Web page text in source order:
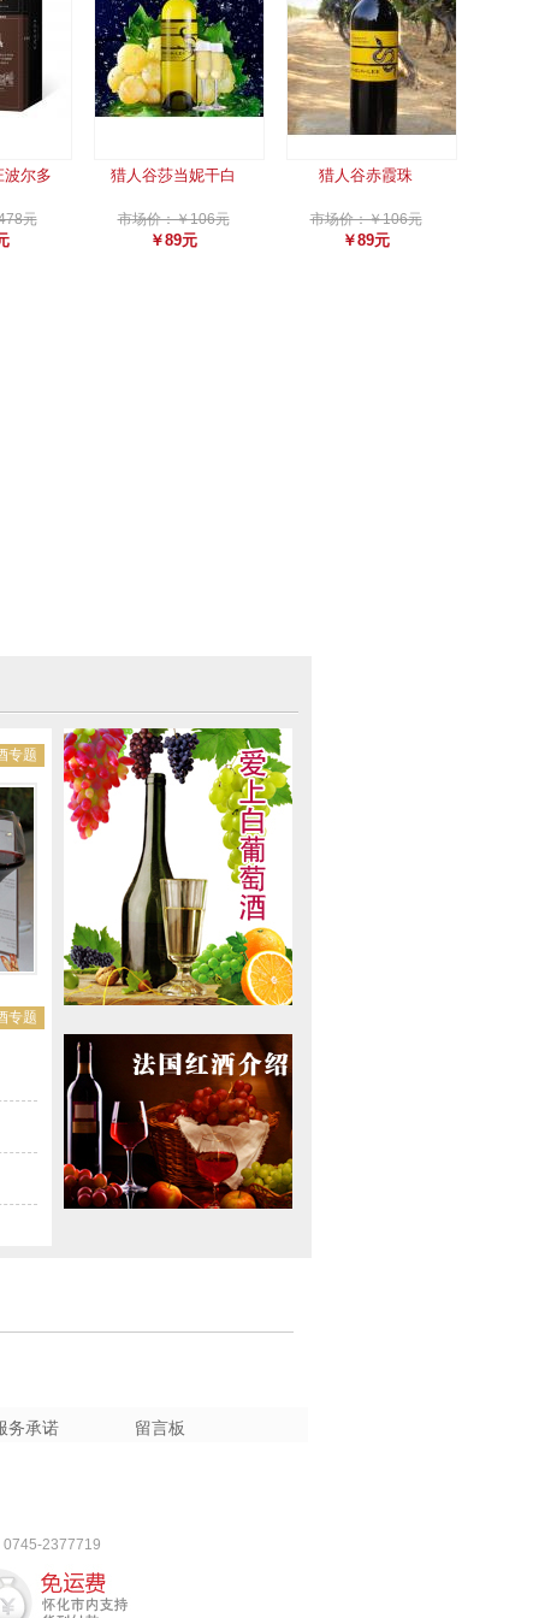
波尔多
元
猎人谷莎当妮干白
市场价：￥106元
￥89元
猎人谷赤霞珠
市场价：￥106元
￥89元
专题
专题
务承诺 留言板
0745-2377719